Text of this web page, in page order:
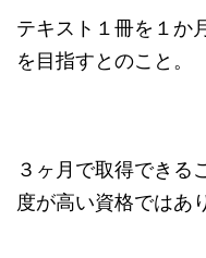
テキスト１冊を１か
を目指すとのこと。
３ヶ月で取得できる
度が高い資格ではあ